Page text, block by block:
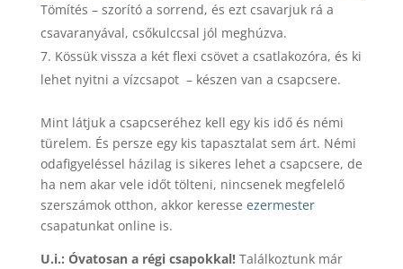
Tömítés – szorító a sorrend, és ezt csavarjuk rá a
csavaranyával, csőkulccsal jól meghúzva.
Kössük vissza a két flexi csövet a csatlakozóra, és ki
lehet nyitni a vízcsapot – készen van a csapcsere.
Mint látjuk a csapcseréhez kell egy kis idő és némi
türelem. És persze egy kis tapasztalat sem árt. Némi
odafigyeléssel házilag is sikeres lehet a csapcsere, de
ha nem akar vele időt tölteni, nincsenek megfelelő
szerszámok otthon, akkor keresse ezermester
csapatunkat online is.
U.i.: Óvatosan a régi csapokkal!Találkoztunk már